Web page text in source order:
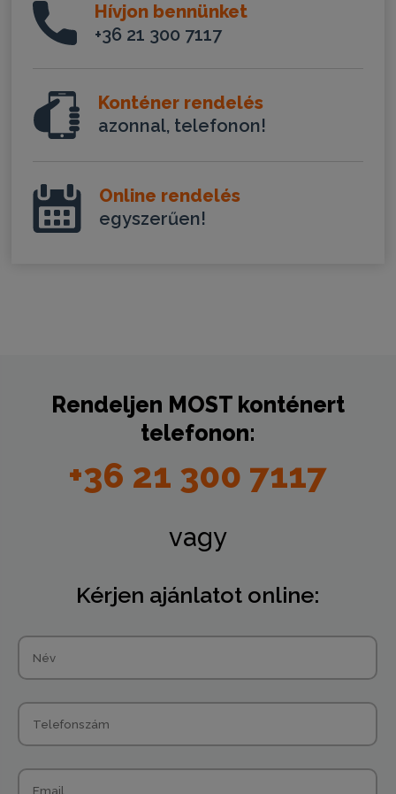
Hívjon bennünket
+36 21 300 7117
Konténer rendelés
azonnal, telefonon!
Online rendelés
egyszerűen!
Rendeljen MOSTkonténert
telefonon:
+36 21 300 7117
vagy
Kérjen ajánlatot online: